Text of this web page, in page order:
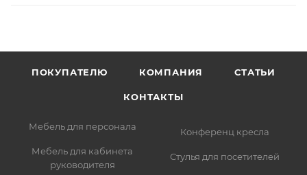
ПОКУПАТЕЛЮ КОМПАНИЯ СТАТЬИ
КОНТАКТЫ
Мебель для персонала
Мебель для кабинета
руководителя
Конференц кресла
Стулья для посетителей